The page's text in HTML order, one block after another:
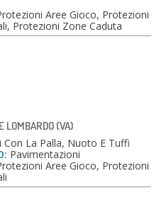
Aree Gioco, Protezioni
Protezioni Zone Caduta
LOMBARDO (VA)
Con La Palla, Nuoto E Tuffi
Pavimentazioni
Aree Gioco, Protezioni